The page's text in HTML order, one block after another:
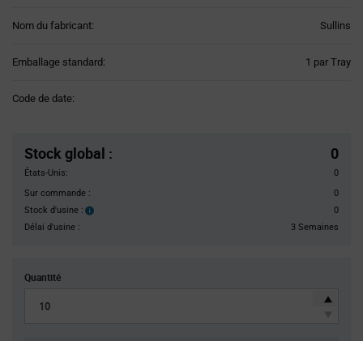
Nom du fabricant: Sullins
Emballage standard: 1 par Tray
Code de date:
Stock global : 0
États-Unis:
0
Sur commande :
0
Stock d'usine :
Stock
0
Délai d'usine :
3 Semaines
Quantité